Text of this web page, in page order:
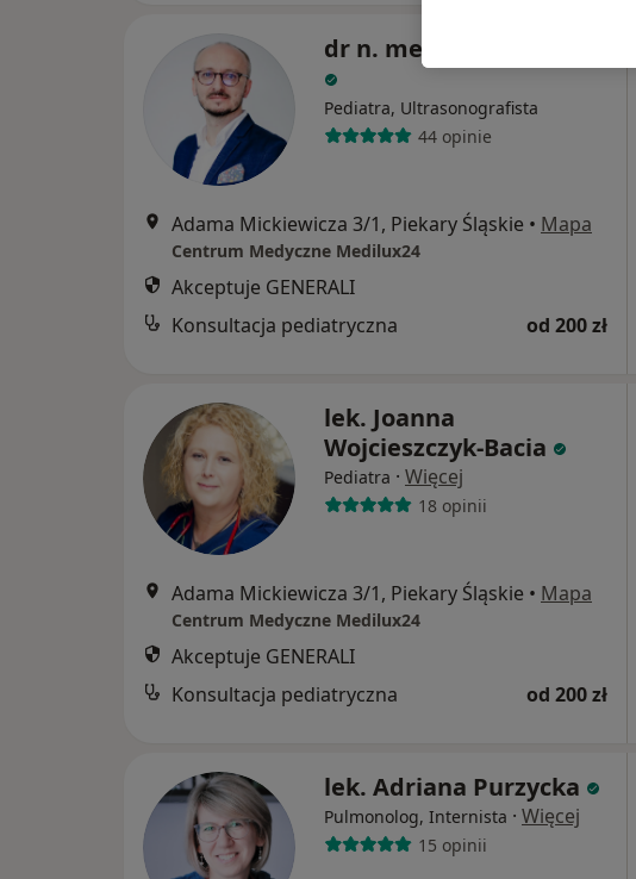
dr n. med. Jacek Zeckei
Pediatra, Ultrasonografista
44 opinie
Adama Mickiewicza 3/1, Piekary Śląskie • Mapa
Centrum Medyczne Medilux24
Akceptuje GENERALI
Konsultacja pediatryczna
od 200 zł
lek. Joanna
Wojcieszczyk-Bacia
Pediatra · Więcej
18 opinii
Adama Mickiewicza 3/1, Piekary Śląskie • Mapa
Centrum Medyczne Medilux24
Akceptuje GENERALI
Konsultacja pediatryczna
od 200 zł
lek. Adriana Purzycka
Pulmonolog, Internista · Więcej
15 opinii